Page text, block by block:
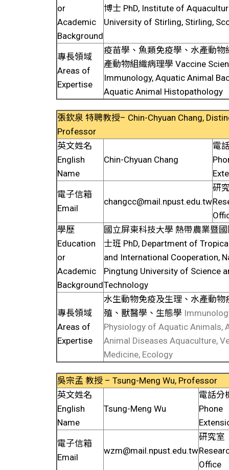
or
Academic
Background
博士 PhD, Institute of
University of Stirling, Stirling,
專長領域
Areas of
Expertise
疫苗學、魚類免疫學、水產動物
產動物組織病理學 Vaccine
Immunology, Aquatic Animal
Aquatic Animal Histopathology
張欽泉 特聘教授– Chin-Chyuan Chang,
Professor
英文姓名
English
Name
Chin-Chyuan Chang
電
電子信箱
Email
changcc@mail.npust.edu.tw
研
學歷
Education
or
Academic
Background
國立屏東科技大學 熱帶農業暨
士班 PhD, Department of
and International Cooperation,
Pingtung University of Science
Technology
專長領域
Areas of
Expertise
水生動物免疫及生理、水產動物
殖、獸醫學、生態學
Physiology of Aquatic Animals,
Animal Diseases Aquaculture,
Medicine, Ecology
吳宗孟 教授 – Tsung-Meng Wu, Professor
英文姓名
English
Name
Tsung-Meng Wu
電話分
Phone
電子信箱
Email
wzm@mail.npust.edu.tw
研究室
Office